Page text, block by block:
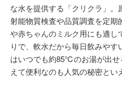
な水を提供する「クリクラ」
射能物質検査や品質調査を定期
や赤ちゃんのミルク用にも適し
りで、軟水だから毎日飲みや
はいつでも約85℃のお湯が出せ
えて便利なのも人気の秘密とい